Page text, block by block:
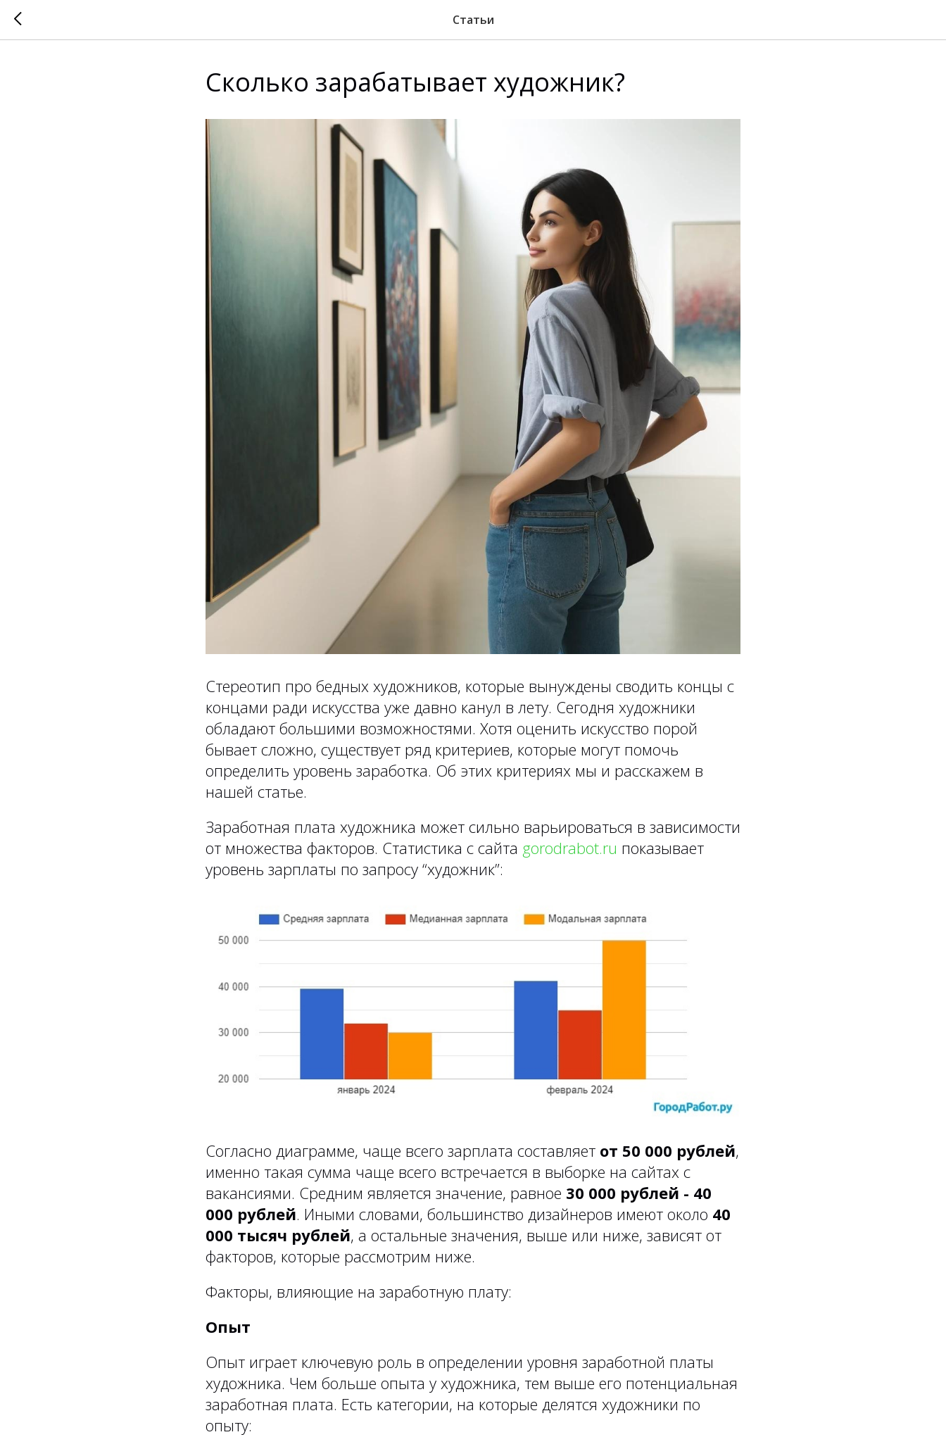
Статьи
Сколько зарабатывает художник?
Стереотип про бедных художников, которые вынуждены сводить концы с
концами ради искусства уже давно канул в лету. Сегодня художники
обладают большими возможностями. Хотя оценить искусство порой
бывает сложно, существует ряд критериев, которые могут помочь
определить уровень заработка. Об этих критериях мы и расскажем в
нашей статье.
Заработная плата художника может сильно варьироваться в зависимости
от множества факторов. Статистика с сайта gorodrabot.ru показывает
уровень зарплаты по запросу “художник”:
Согласно диаграмме, чаще всего зарплата составляет от 50 000 рублей,
именно такая сумма чаще всего встречается в выборке на сайтах с
вакансиями. Средним является значение, равное 30 000 рублей - 40
000 рублей. Иными словами, большинство дизайнеров имеют около 40
000 тысяч рублей, а остальные значения, выше или ниже, зависят от
факторов, которые рассмотрим ниже.
Факторы, влияющие на заработную плату:
Опыт
Опыт играет ключевую роль в определении уровня заработной платы
художника. Чем больше опыта у художника, тем выше его потенциальная
заработная плата. Есть категории, на которые делятся художники по
опыту: